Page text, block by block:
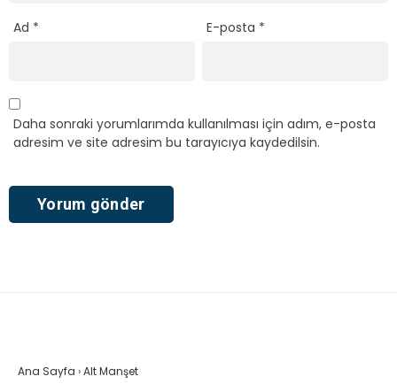
Ad * E-posta *
Daha sonraki yorumlarımda kullanılması için adım, e-posta
adresim ve site adresim bu tarayıcıya kaydedilsin.
Ana Sayfa ›Alt Manşet